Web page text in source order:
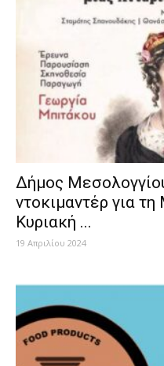
Δήμος
ντοκιμαντέρ για
Κυριακή ...
19 Απριλίου 2024